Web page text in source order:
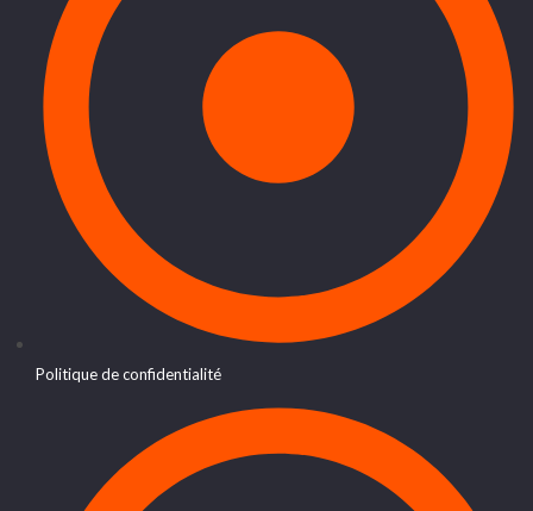
Politique de confidentialité